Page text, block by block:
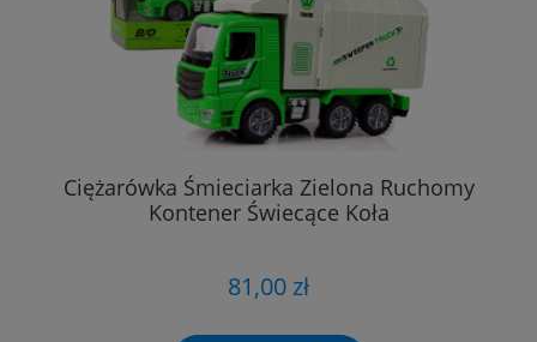
Ciężarówka Śmieciarka Zielona Ruchomy
Kontener Świecące Koła
81,00 zł